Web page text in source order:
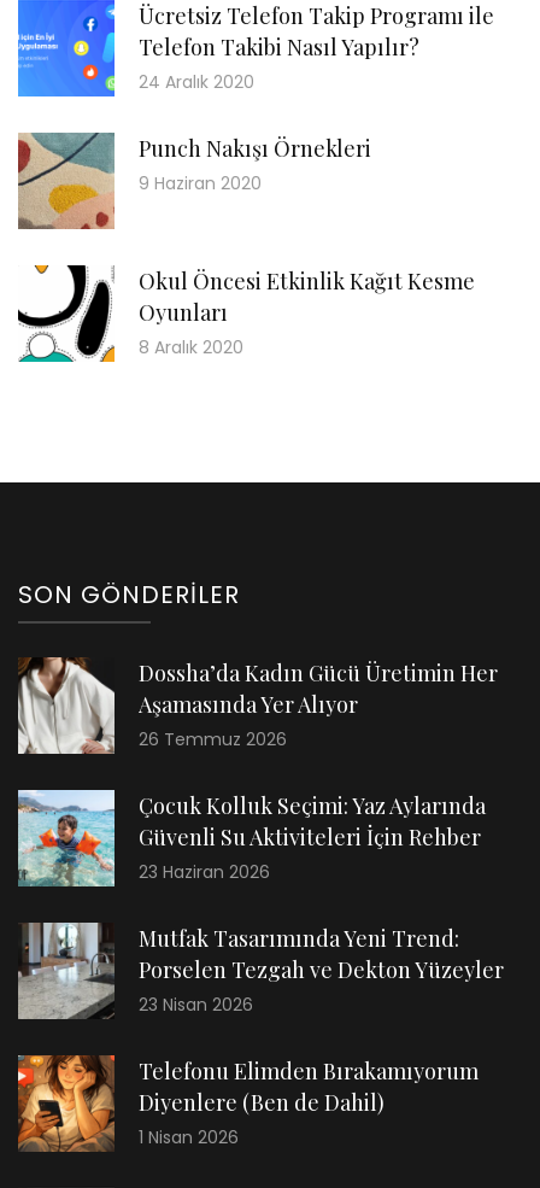
Ücretsiz Telefon Takip Programı ile
Telefon Takibi Nasıl Yapılır?
24 Aralık 2020
Punch Nakışı Örnekleri
9 Haziran 2020
Okul Öncesi Etkinlik Kağıt Kesme
Oyunları
8 Aralık 2020
SON GÖNDERILER
Dossha’da Kadın Gücü Üretimin Her
Aşamasında Yer Alıyor
26 Temmuz 2026
Çocuk Kolluk Seçimi: Yaz Aylarında
Güvenli Su Aktiviteleri İçin Rehber
23 Haziran 2026
Mutfak Tasarımında Yeni Trend:
Porselen Tezgah ve Dekton Yüzeyler
23 Nisan 2026
Telefonu Elimden Bırakamıyorum
Diyenlere (Ben de Dahil)
1 Nisan 2026